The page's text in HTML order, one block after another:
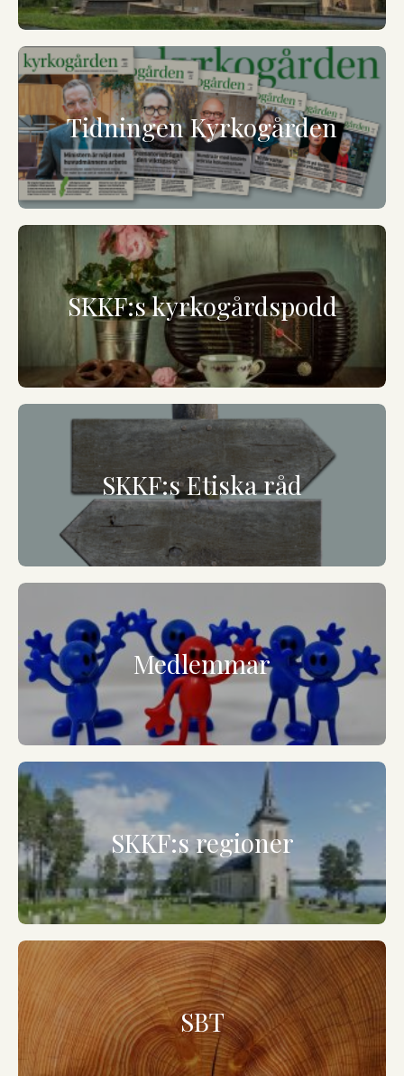
Tidningen Kyrkogården
SKKF:s kyrkogårdspodd
SKKF:s Etiska råd
Medlemmar
SKKF:s regioner
SBT